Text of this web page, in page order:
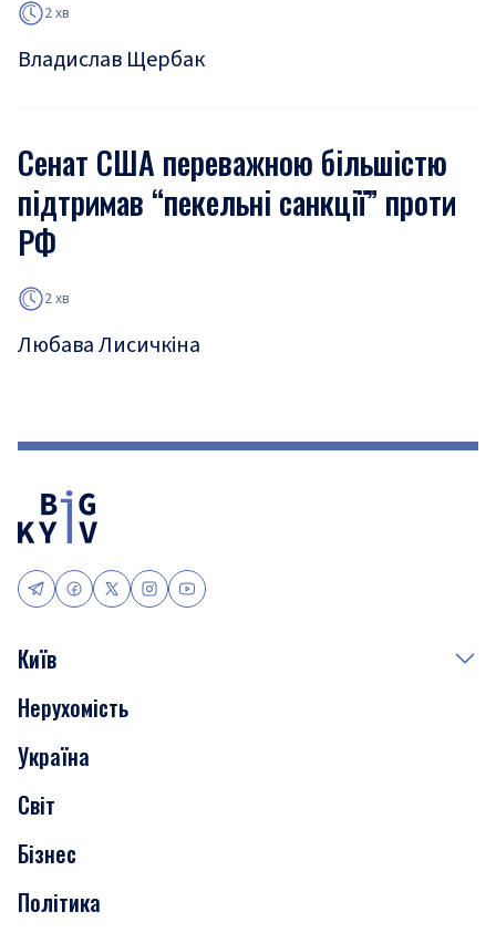
2 хв
Владислав Щербак
Сенат США переважною більшістю
підтримав “пекельні санкції” проти
РФ
2 хв
Любава Лисичкіна
Київ
Події
Скандали
Нерухомість
Транспорт
Нерухомість
Україна
Світ
Бізнес
Політика